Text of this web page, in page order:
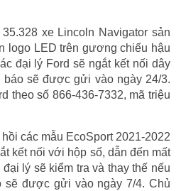
xe Lincoln Navigator sản
logo LED trên gương chiếu hậu
đại lý Ford sẽ ngắt kết nối dây
sẽ được gửi vào ngày 24/3.
theo số 866-436-7332, mã triệu
các mẫu EcoSport 2021-2022
kết nối với hộp số, dẫn đến mất
lý sẽ kiểm tra và thay thế nếu
sẽ được gửi vào ngày 7/4. Chủ